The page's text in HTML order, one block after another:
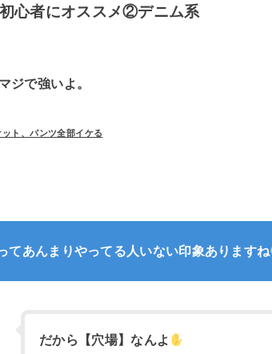
心者にオススメ②デニム系
ジで強いよ。
ト、パンツ全部イケる
てあんまりやってる人いない印象ありますね
だから【穴場】なんよ